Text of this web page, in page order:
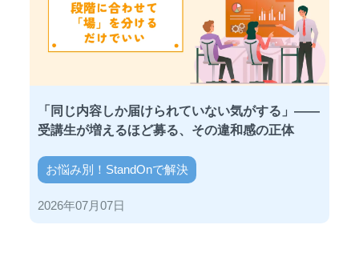
「同じ内容しか届けられていない気がする」——
受講生が増えるほど募る、その違和感の正体
お悩み別！StandOnで解決
2026年07月07日